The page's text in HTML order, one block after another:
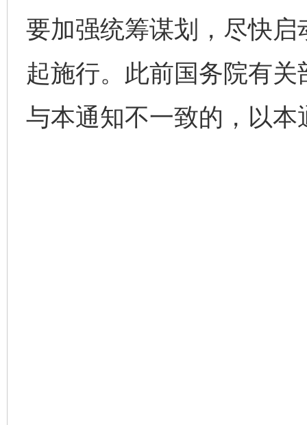
要加强统筹谋划，尽快
起施行。此前国务院有
与本通知不一致的，以本